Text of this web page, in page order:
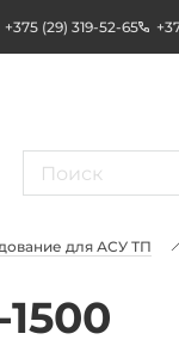
+375 (29) 319-52-65
для АСУ ТП